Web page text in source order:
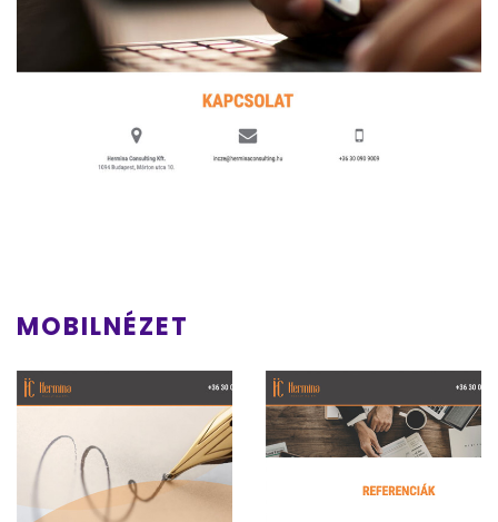
MOBILNÉZET